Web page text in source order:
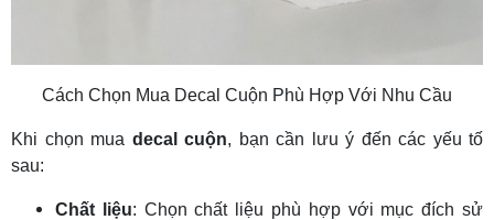
Cách Chọn Mua Decal Cuộn Phù Hợp Với Nhu Cầu
Khi chọn mua decal cuộn, bạn cần lưu ý đến các yếu tố
sau:
Chất liệu: Chọn chất liệu phù hợp với mục đích sử